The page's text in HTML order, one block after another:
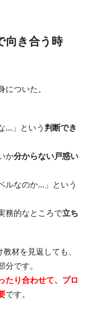
向き合う時
ついた。
…」という 判断でき
か分からない戸惑い
ルなのか…」という
務的なところで立ち
材を見返しても、
です。
たり合わせて、プロ
です。